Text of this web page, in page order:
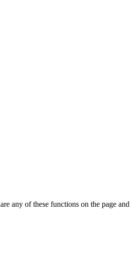
any of these functions on the page